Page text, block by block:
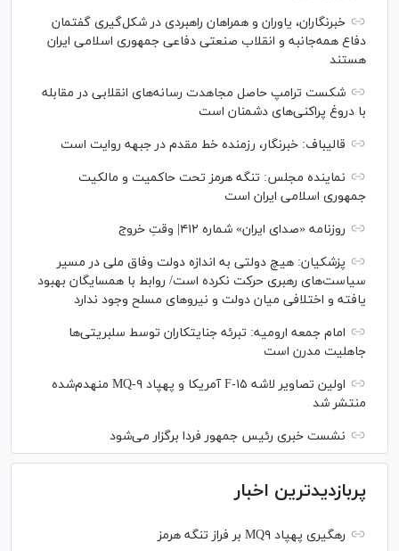
خبرنگاران، یاوران و همراهان راهبردی در شکل‌گیری گفتمان
دفاع همه‌جانبه و انقلاب صنعتی دفاعی جمهوری اسلامی ایران
هستند
شکست ترامپ حاصل مجاهدت رسانه‌های انقلابی در مقابله
با دروغ پراکنی‌های دشمنان است
قالیباف: خبرنگار، رزمنده خط مقدم در جبهه روایت است
نماینده مجلس: تنگه هرمز تحت حاکمیت و مالکیت
جمهوری اسلامی ایران است
روزنامه «صدای ایران» شماره ۴۱۲| وقتِ خروج
پزشکیان: هیچ دولتی به اندازه دولت وفاق ملی در مسیر
سیاست‌های رهبری حرکت نکرده است/ روابط با همسایگان بهبود
یافته و اختلافی میان دولت و نیروهای مسلح وجود ندارد
امام جمعه ارومیه: تبرئه جنایتکاران توسط سلبریتی‌ها
جاهلیت مدرن است
اولین تصاویر لاشه F-۱۵ آمریکا و پهپاد MQ-۹ منهدم‌شده
منتشر شد
نشست خبری رئیس‌ جمهور فردا برگزار می‌شود
پربازدیدترین اخبار
رهگیری پهپاد MQ۹ بر فراز تنگه هرمز